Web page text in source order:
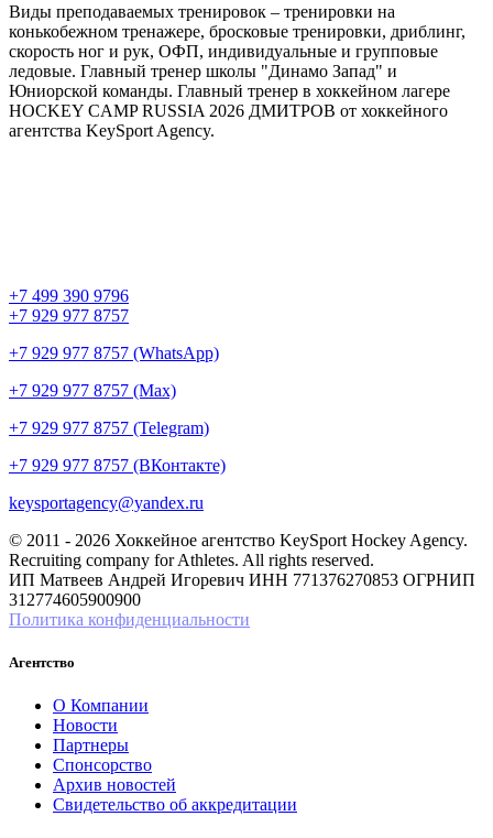
Виды преподаваемых тренировок – тренировки на
конькобежном тренажере, бросковые тренировки, дриблинг,
скорость ног и рук, ОФП, индивидуальные и групповые
ледовые. Главный тренер школы "Динамо Запад" и
Юниорской команды. Главный тренер в хоккейном лагере
HOCKEY CAMP RUSSIA 2026 ДМИТРОВ от хоккейного
агентства KeySport Agency.
+7 499 390 9796
+7 929 977 8757
+7 929 977 8757 (WhatsApp)
+7 929 977 8757 (Max)
+7 929 977 8757 (Telegram)
+7 929 977 8757 (ВКонтакте)
keysportagency@yandex.ru
© 2011 - 2026 Хоккейное агентство KeySport Hockey Agency.
Recruiting company for Athletes. All rights reserved.
ИП Матвеев Андрей Игоревич ИНН 771376270853 ОГРНИП
312774605900900
Политика конфиденциальности
Агентство
О Компании
Новости
Партнеры
Спонсорство
Архив новостей
Свидетельство об аккредитации